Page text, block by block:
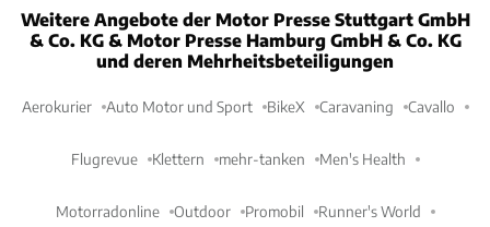
Weitere Angebote der Motor Presse Stuttgart GmbH
& Co. KG & Motor Presse Hamburg GmbH & Co. KG
und deren Mehrheitsbeteiligungen
Aerokurier Auto Motor und Sport BikeX Caravaning Cavallo
Flugrevue Klettern mehr-tanken Men's Health
Motorradonline Outdoor Promobil Runner's World